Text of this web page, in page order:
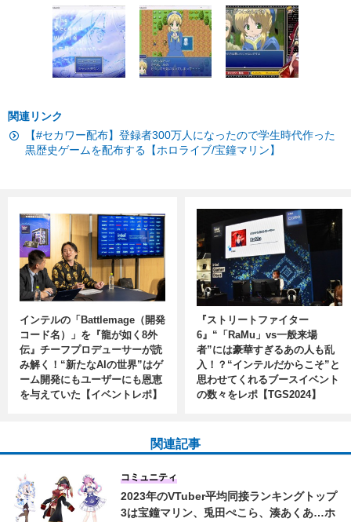
関連リンク
【#セカワー配布】登録者300万人になったので学生時代作った
黒歴史ゲームを配布する【ホロライブ/宝鐘マリン】
インテルの「Battlemage（開発
コード名）」を『龍が如く8外
伝』チーフプロデューサーが読
み解く！“新たなAIの世界”はゲ
ーム開発にもユーザーにも恩恵
を与えていた【イベントレポ】
『ストリートファイター
6』“「RaMu」vs一般来場
者”には豪華すぎるあの人も乱
入！？“インテルだからこそ”と
思わせてくれるブースイベント
の数々をレポ【TGS2024】
関連記事
2023年のVTuber平均同接ランキングトップ
3は宝鐘マリン、兎田ぺこら、湊あくあ…ホ
コミュニティ